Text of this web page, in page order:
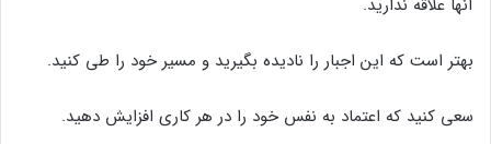
آنها علاقه ندارید.
بهتر است که این اجبار را نادیده بگیرید و مسیر خود را طی کنید.
سعی کنید که اعتماد به نفس خود را در هر کاری افزایش دهید.